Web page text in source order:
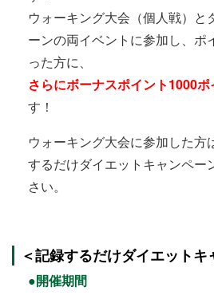
ウォーキング大会（個人戦）と
ーンの両イベントに参加し、ポ
った方に、
さらにボーナスポイント1000ポ
す！
ウォーキング大会に参加した方
するだけダイエットキャンペー
さい。
＜記録するだけダイエットキ
●開催期間